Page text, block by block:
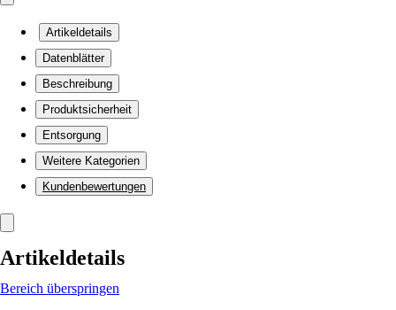
Artikeldetails
Datenblätter
Beschreibung
Produktsicherheit
Entsorgung
Weitere Kategorien
Kundenbewertungen
Artikeldetails
Bereich überspringen